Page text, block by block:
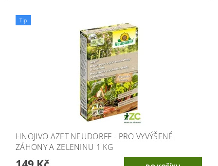
Tip
HNOJIVO AZET NEUDORFF - PRO VYVÝŠENÉ
ZÁHONY A ZELENINU 1 KG